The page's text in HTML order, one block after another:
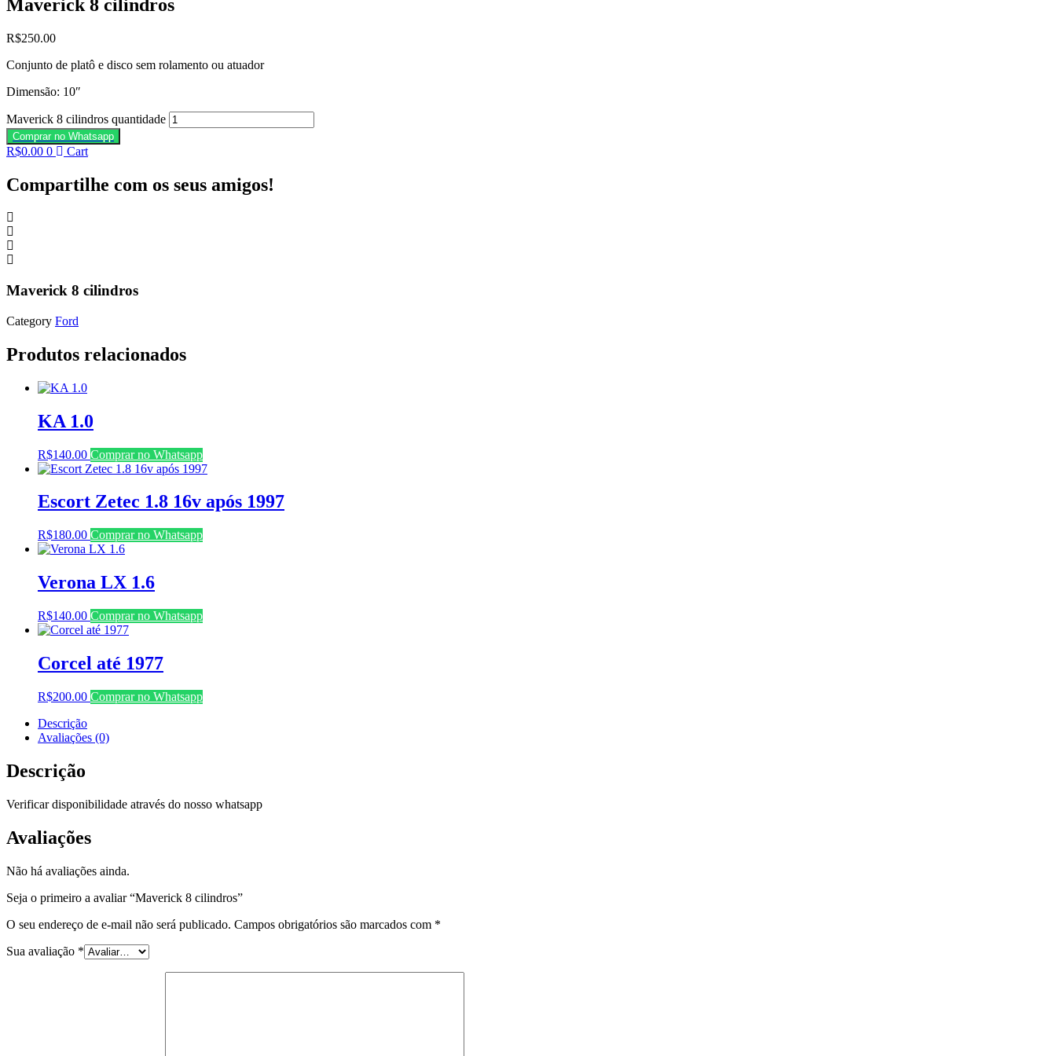
Maverick 8 cilindros
R$250.00
Conjunto de platô e disco sem rolamento ou atuador
Dimensão: 10″
Maverick 8 cilindros quantidade
Comprar no Whatsapp
R$0.00 0 Cart
Compartilhe com os seus amigos!
Maverick 8 cilindros
Category Ford
Produtos relacionados
KA 1.0
R$140.00 Comprar no Whatsapp
Escort Zetec 1.8 16v após 1997
R$180.00 Comprar no Whatsapp
Verona LX 1.6
R$140.00 Comprar no Whatsapp
Corcel até 1977
R$200.00 Comprar no Whatsapp
Descrição
Avaliações (0)
Descrição
Verificar disponibilidade através do nosso whatsapp
Avaliações
Não há avaliações ainda.
Seja o primeiro a avaliar “Maverick 8 cilindros”
O seu endereço de e-mail não será publicado. Campos obrigatórios são marcados com *
Sua avaliação *